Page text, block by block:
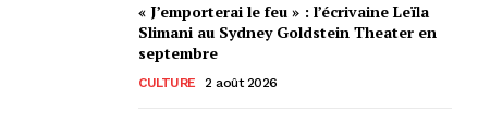
« J’emporterai le feu » : l’écrivaine Leïla
Slimani au Sydney Goldstein Theater en
septembre
CULTURE 2 août 2026